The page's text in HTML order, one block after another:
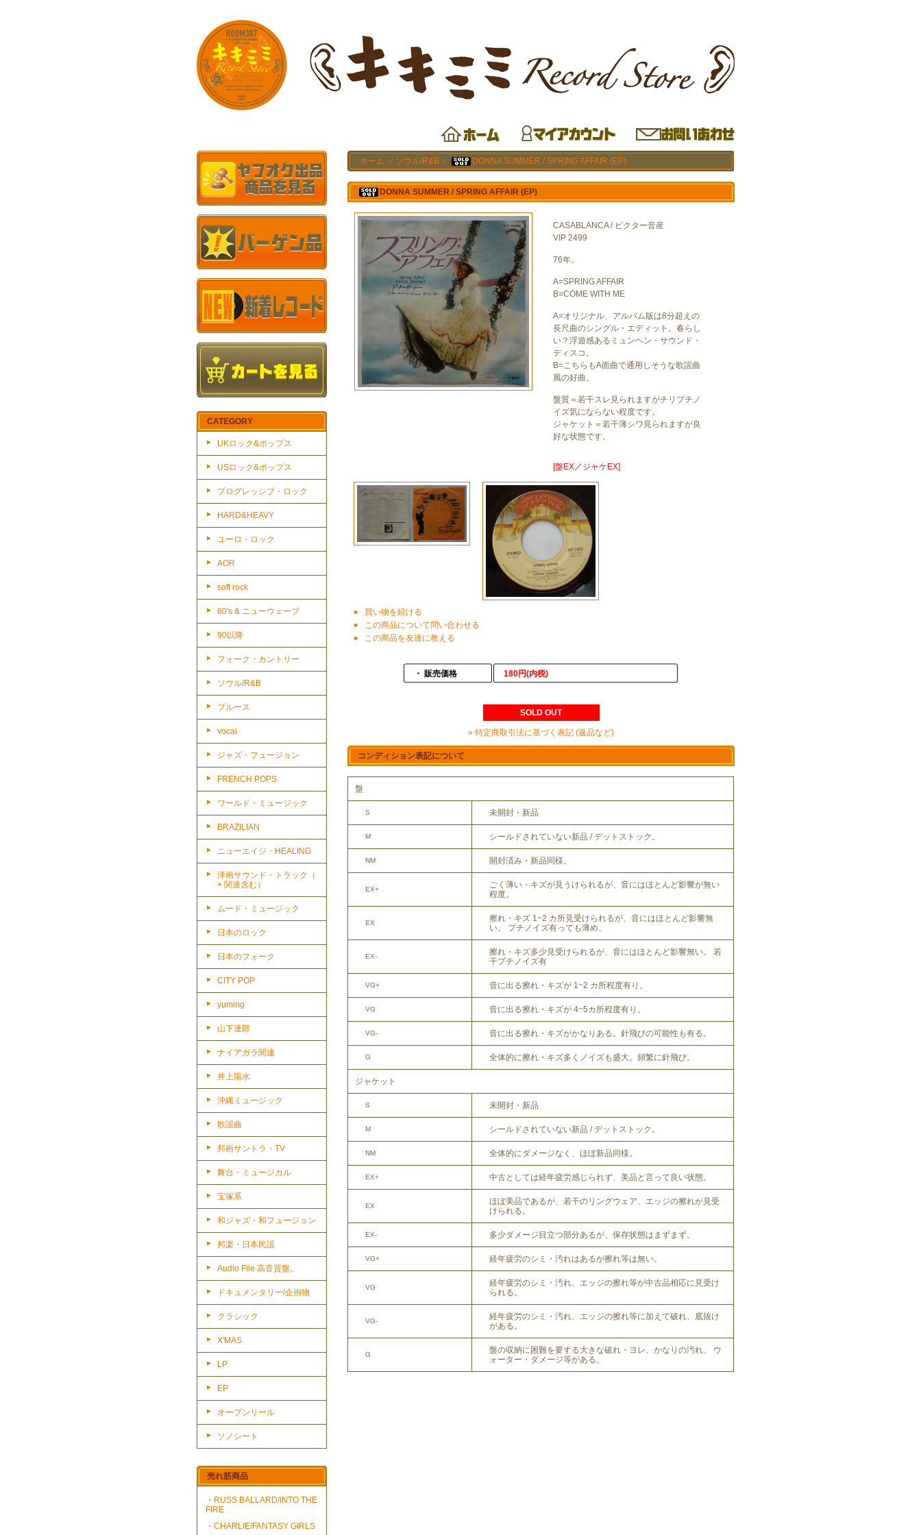
CATEGORY
UKロック&ポップス
USロック&ポップス
プログレッシブ・ロック
HARD&HEAVY
ユーロ・ロック
AOR
soft rock
80's & ニューウェーブ
90以降
フォーク・カントリー
ソウル/R&B
ブルース
vocal
ジャズ・フュージョン
FRENCH POPS
ワールド・ミュージック
BRAZILIAN
ニューエイジ・HEALING
洋画サウンド・トラック（
+ 関連含む）
ムード・ミュージック
日本のロック
日本のフォーク
CITY POP
yuming
山下達郎
ナイアガラ関連
井上陽水
沖縄ミュージック
歌謡曲
邦画サントラ・TV
舞台・ミュージカル
宝塚系
和ジャズ・和フュージョン
邦楽・日本民謡
Audio File 高音質盤。
ドキュメンタリー/企画物
クラシック
X'MAS
LP
EP
オープンリール
ソノシート
売れ筋商品
・RUSS BALLARD/INTO THE
FIRE
・CHARLIE/FANTASY GIRLS
ホーム ＞ ソウル/R&B ＞ DONNA SUMMER / SPRING AFFAIR (EP)
DONNA SUMMER / SPRING AFFAIR (EP)
CASABLANCA / ビクター音産
VIP 2499
76年。
A=SPRING AFFAIR
B=COME WITH ME
A=オリジナル、アルバム版は8分超えの
長尺曲のシングル・エディット。春らし
い？浮遊感あるミュンヘン・サウンド・
ディスコ。
B=こちらもA面曲で通用しそうな歌謡曲
風の好曲。
盤質＝若干スレ見られますがチリプチノ
イズ気にならない程度です。
ジャケット＝若干薄シワ見られますが良
好な状態です。
[盤EX／ジャケEX]
買い物を続ける
この商品について問い合わせる
この商品を友達に教える
・ 販売価格 180円(内税)
SOLD OUT
» 特定商取引法に基づく表記 (返品など)
コンディション表記について
盤
S 未開封・新品
M シールドされていない新品 / デットストック。
NM 開封済み・新品同様。
EX+
ごく薄い・キズが見うけられるが、音にはほとんど影響が無い
程度。
EX
擦れ・キズ 1~2 カ所見受けられるが、音にはほとんど影響無
い。 プチノイズ有っても薄め。
EX-
擦れ・キズ多少見受けられるが、音にはほとんど影響無い。 若
干プチノイズ有
VG+ 音に出る擦れ・キズが 1~2 カ所程度有り。
VG 音に出る擦れ・キズが 4~5カ所程度有り。
VG- 音に出る擦れ・キズがかなりある。針飛びの可能性も有る。
G 全体的に擦れ・キズ多くノイズも盛大。頻繁に針飛び。
ジャケット
S 未開封・新品
M シールドされていない新品 / デットストック。
NM 全体的にダメージなく、ほぼ新品同様。
EX+ 中古としては経年疲労感じられず、美品と言って良い状態。
EX
ほぼ美品であるが、若干のリングウェア、エッジの擦れが見受
けられる。
EX- 多少ダメージ目立つ部分あるが、保存状態はまずまず。
VG+ 経年疲労のシミ・汚れはあるが擦れ等は無い。
VG
経年疲労のシミ・汚れ、エッジの擦れ等が中古品相応に見受け
られる。
VG-
経年疲労のシミ・汚れ、エッジの擦れ等に加えて破れ、底抜け
がある。
G
盤の収納に困難を要する大きな破れ・ヨレ、かなりの汚れ、 ウ
ォーター・ダメージ等がある。